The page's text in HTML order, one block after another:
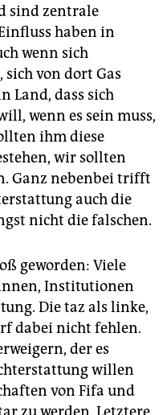
sind zentrale
haben in
wenn sich
von dort Gas
Land, dass sich
wenn es sein muss,
ihm diese
wir sollten
Ganz nebenbei trifft
auch die
nicht die falschen.
geworden: Viele
Institutionen
Die taz als linke,
dabei nicht fehlen.
der es
willen
von Fifa und